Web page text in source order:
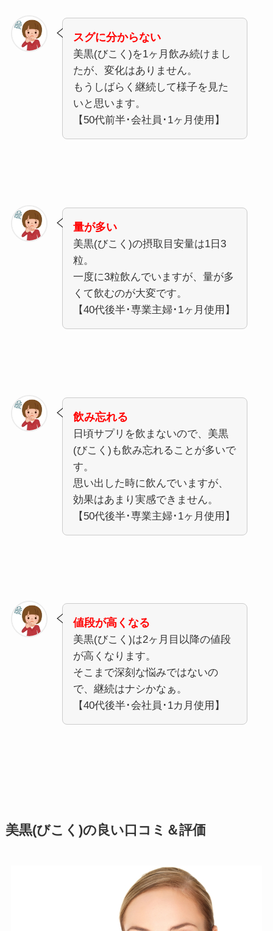
スグに分からない
美黒(びこく)を1ヶ月飲み続けまし
たが、変化はありません。
もうしばらく継続して様子を見た
いと思います。
【50代前半･会社員･1ヶ月使用】
量が多い
美黒(びこく)の摂取目安量は1日3
粒。
一度に3粒飲んでいますが、量が多
くて飲むのが大変です。
【40代後半･専業主婦･1ヶ月使用】
飲み忘れる
日頃サプリを飲まないので、美黒
(びこく)も飲み忘れることが多いで
す。
思い出した時に飲んでいますが、
効果はあまり実感できません。
【50代後半･専業主婦･1ヶ月使用】
値段が高くなる
美黒(びこく)は2ヶ月目以降の値段
が高くなります。
そこまで深刻な悩みではないの
で、継続はナシかなぁ。
【40代後半･会社員･1カ月使用】
美黒(びこく)の良い口コミ＆評価